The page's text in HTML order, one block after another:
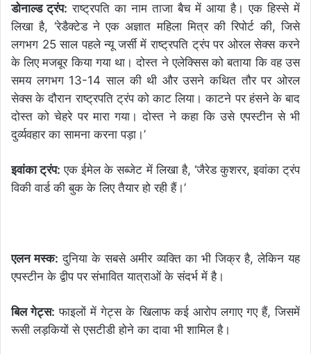
डोनाल्ड ट्रंप: राष्ट्रपति का नाम ताजा बैच में आया है। एक हिस्से में
लिखा है, ‘रेडैक्टेड ने एक अज्ञात महिला मित्र की रिपोर्ट की, जिसे
लगभग 25 साल पहले न्यू जर्सी में राष्ट्रपति ट्रंप पर ओरल सेक्स करने
के लिए मजबूर किया गया था। दोस्त ने एलेक्सिस को बताया कि वह उस
समय लगभग 13-14 साल की थी और उसने कथित तौर पर ओरल
सेक्स के दौरान राष्ट्रपति ट्रंप को काट लिया। काटने पर हंसने के बाद
दोस्त को चेहरे पर मारा गया। दोस्त ने कहा कि उसे एपस्टीन से भी
दुर्व्यवहार का सामना करना पड़ा।’
इवांका ट्रंप: एक ईमेल के सब्जेट में लिखा है, ‘जैरेड कुशरर, इवांका ट्रंप
विकी वार्ड की बुक के लिए तैयार हो रही हैं।’
एलन मस्क: दुनिया के सबसे अमीर व्यक्ति का भी जिक्र है, लेकिन यह
एपस्टीन के द्वीप पर संभावित यात्राओं के संदर्भ में है।
बिल गेट्स: फाइलों में गेट्स के खिलाफ कई आरोप लगाए गए हैं, जिसमें
रूसी लड़कियों से एसटीडी होने का दावा भी शामिल है।